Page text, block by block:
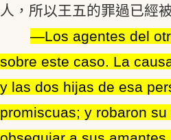
人，所以王五的罪過已經
―Los agentes del
sobre este caso. La
y las dos hijas de esa
promiscuas; y robaron